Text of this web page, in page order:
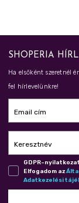
SHOPERIA
Ha elsőként szeretnél
fel hírlevelünkre!
Email cím
Keresztnév
GDPR-
Elfogadom az
Adat­ke­ze­lé­si